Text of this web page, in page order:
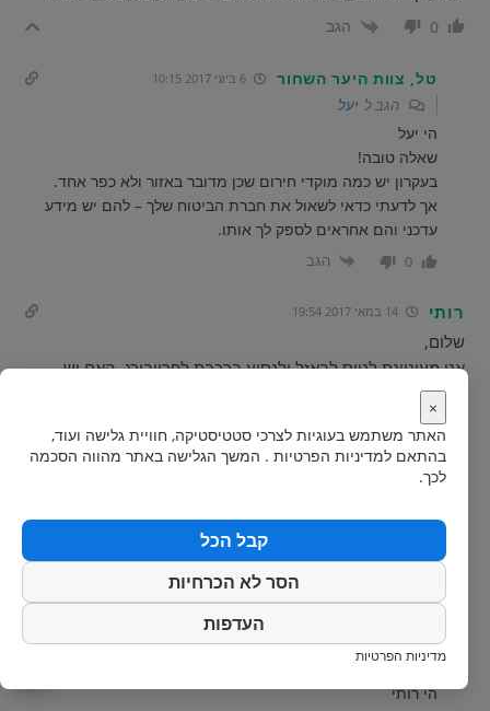
0 הגב
טל, צוות היער השחור
הגב ליעל
הי יעל
שאלה טובה!
בעקרון יש כמה מוקדי חירום שכן מדובר באזור ולא כפר אחד.
אך לדעתי כדאי לשאול את חברת הביטוח שלך – להם יש מידע
עדכני והם אחראים לספק לך אותו.
0 הגב
רותי 14 במאי 2017 19:54
שלום,
אני מעוניינת לטוס לבאזל ולנסוע ברכבת לפרייבורג. האם יש
אפשרות לצאת לטיולים יומיים מפרייבורג בתחבורה ציבורית?
האם יש אפשרות לשכור רכב בתוך העיירות של היער השחור? אם
כן, איפה?
אני לא מעוניינת לנסוע משדה התעופה ברכב שכור אבל בתוך
עיירות?
תודה רבה רותי
הגב לרותי
הי רותי
×
האתר משתמש בעוגיות לצרכי סטטיסטיקה, חוויית גלישה ועוד,
בהתאם למדיניות הפרטיות . המשך הגלישה באתר מהווה הסכמה
לכך.
קבל הכל
הסר לא הכרחיות
העדפות
מדיניות הפרטיות